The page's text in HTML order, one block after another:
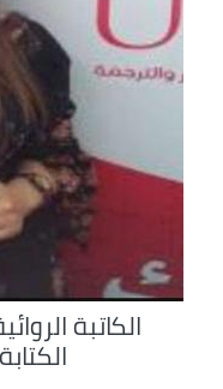
الكاتبة